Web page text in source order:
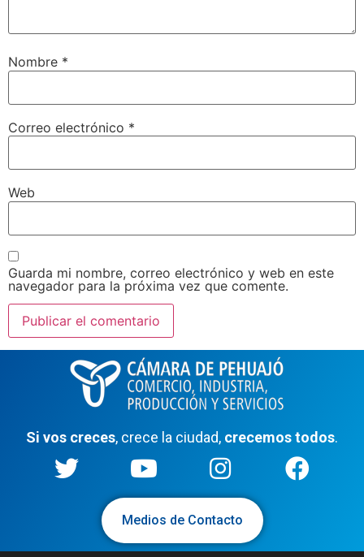
Nombre *
Correo electrónico *
Web
Guarda mi nombre, correo electrónico y web en este
navegador para la próxima vez que comente.
Si vos creces, crece la ciudad, crecemos todos.
Medios de Contacto